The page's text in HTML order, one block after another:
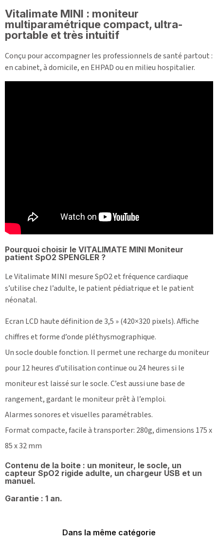
Vitalimate MINI : moniteur
multiparamétrique compact, ultra-
portable et très intuitif
Conçu pour accompagner les professionnels de santé partout :
en cabinet, à domicile, en EHPAD ou en milieu hospitalier.
Pourquoi choisir le VITALIMATE MINI Moniteur
patient SpO2 SPENGLER ?
Le Vitalimate MINI mesure SpO2 et fréquence cardiaque
s’utilise chez l’adulte, le patient pédiatrique et le patient
néonatal.
Ecran LCD haute définition de 3,5 » (420×320 pixels). Affiche
chiffres et forme d’onde pléthysmographique.
Un socle double fonction. Il permet une recharge du moniteur
pour 12 heures d’utilisation continue ou 24 heures si le
moniteur est laissé sur le socle. C’est aussi une base de
rangement, gardant le moniteur prêt à l’emploi.
Alarmes sonores et visuelles paramétrables.
Format compacte, facile à transporter: 280g, dimensions 175 x
85 x 32 mm
Contenu de la boite : un moniteur, le socle, un
capteur SpO2 rigide adulte, un chargeur USB et un
manuel.
Garantie : 1 an.
Dans la même catégorie